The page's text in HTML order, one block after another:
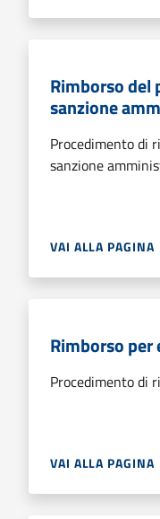
Rimborso del
sanzione
Procedimento di
sanzione
VAI ALLA PAGINA
Rimborso
Procedimento di
VAI ALLA PAGINA